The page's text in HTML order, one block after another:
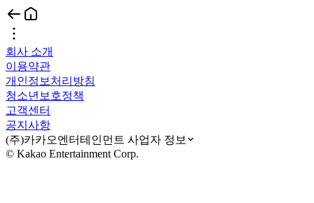
회사 소개
이용약관
개인정보처리방침
청소년보호정책
고객센터
공지사항
(주)카카오엔터테인먼트 사업자 정보
© Kakao Entertainment Corp.